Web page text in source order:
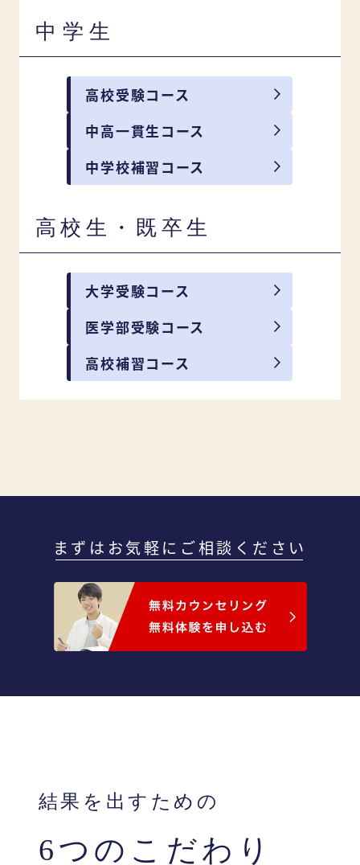
中学生
高校受験コース
中高一貫生コース
中学校補習コース
高校生・既卒生
大学受験コース
医学部受験コース
高校補習コース
まずはお気軽にご相談ください
結果を出すための
6つのこだわり